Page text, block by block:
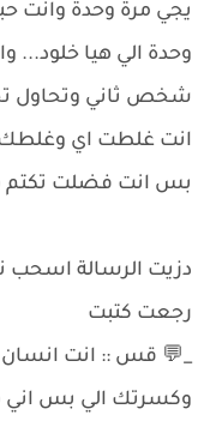
يجي مرة وحدة وانت
وحدة الي هيا خلود...
شخص ثاني وتحاول
انت غلطت اي وغلطك
بس انت فضلت تكتم
دزيت الرسالة
رجعت كتبت
_💬 قس :: انت
وكسرتك الي بس